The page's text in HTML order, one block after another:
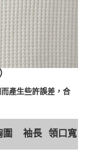
產生些許誤差，合
圍 袖長 領口寬